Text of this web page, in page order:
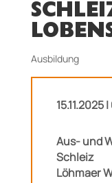
Ausbildung
Aus- und
Schleiz
Löhmaer